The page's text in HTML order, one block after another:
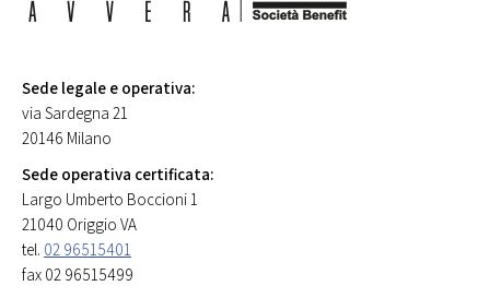
Sede legale e operativa:
via Sardegna 21
20146 Milano
Sede operativa certificata:
Largo Umberto Boccioni 1
21040 Origgio VA
tel. 02 96515401
fax 02 96515499